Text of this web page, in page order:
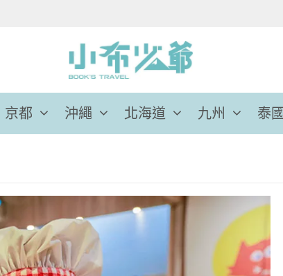
京都 沖繩 北海道 九州 泰國